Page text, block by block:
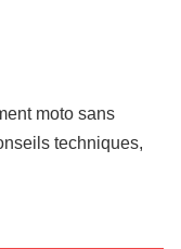
moto sans
techniques,